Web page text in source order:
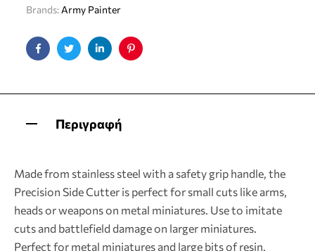
Brands: Army Painter
FacebookTwitterLinkedinPinterest
Περιγραφή
Made from stainless steel with a safety grip handle, the
Precision Side Cutter is perfect for small cuts like arms,
heads or weapons on metal miniatures. Use to imitate
cuts and battlefield damage on larger miniatures.
Perfect for metal miniatures and large bits of resin.